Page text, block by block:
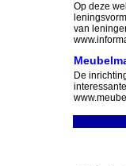
Op deze
van
De